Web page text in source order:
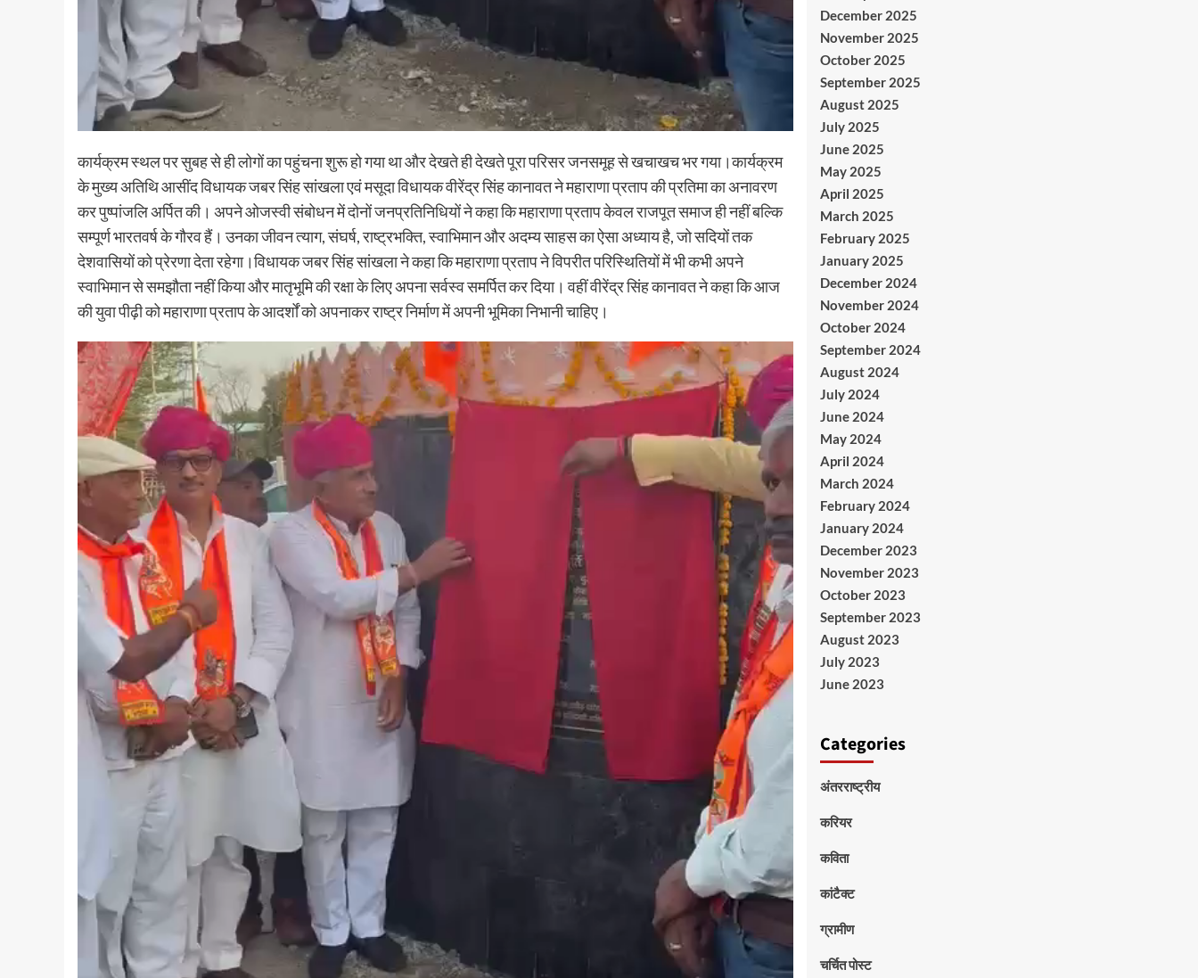
कार्यक्रम स्थल पर सुबह से ही लोगों का पहुंचना शुरू हो गया था और देखते ही देखते पूरा परिसर जनसमूह से खचाखच भर गया।कार्यक्रम
के मुख्य अतिथि आसींद विधायक जबर सिंह सांखला एवं मसूदा विधायक वीरेंद्र सिंह कानावत ने महाराणा प्रताप की प्रतिमा का अनावरण
कर पुष्पांजलि अर्पित की। अपने ओजस्वी संबोधन में दोनों जनप्रतिनिधियों ने कहा कि महाराणा प्रताप केवल राजपूत समाज ही नहीं बल्कि
सम्पूर्ण भारतवर्ष के गौरव हैं। उनका जीवन त्याग, संघर्ष, राष्ट्रभक्ति, स्वाभिमान और अदम्य साहस का ऐसा अध्याय है, जो सदियों तक
देशवासियों को प्रेरणा देता रहेगा।विधायक जबर सिंह सांखला ने कहा कि महाराणा प्रताप ने विपरीत परिस्थितियों में भी कभी अपने
स्वाभिमान से समझौता नहीं किया और मातृभूमि की रक्षा के लिए अपना सर्वस्व समर्पित कर दिया। वहीं वीरेंद्र सिंह कानावत ने कहा कि आज
की युवा पीढ़ी को महाराणा प्रताप के आदर्शों को अपनाकर राष्ट्र निर्माण में अपनी भूमिका निभानी चाहिए।
December 2025
November 2025
October 2025
September 2025
August 2025
July 2025
June 2025
May 2025
April 2025
March 2025
February 2025
January 2025
December 2024
November 2024
October 2024
September 2024
August 2024
July 2024
June 2024
May 2024
April 2024
March 2024
February 2024
January 2024
December 2023
November 2023
October 2023
September 2023
August 2023
July 2023
June 2023
Categories
अंतरराष्ट्रीय
करियर
कविता
कांटैक्ट
ग्रामीण
चर्चित पोस्ट